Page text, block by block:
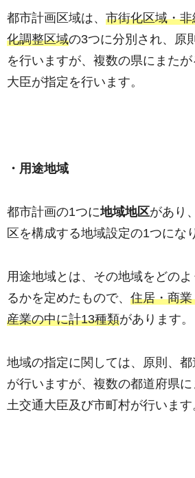
都市計画区域は、 市街化区域・
化調整区域の3つに分別され、原
を行いますが、複数の県にまた
大臣が指定を行います。
・用途地域
都市計画の1つに地域地区があり
区を構成する地域設定の1つにな
用途地域とは、その地域をどの
るかを定めたもので、 住居・商
産業の中に計13種類があります。
地域の指定に関しては、原則、
が行いますが、複数の都道府県
土交通大臣及び市町村が行います